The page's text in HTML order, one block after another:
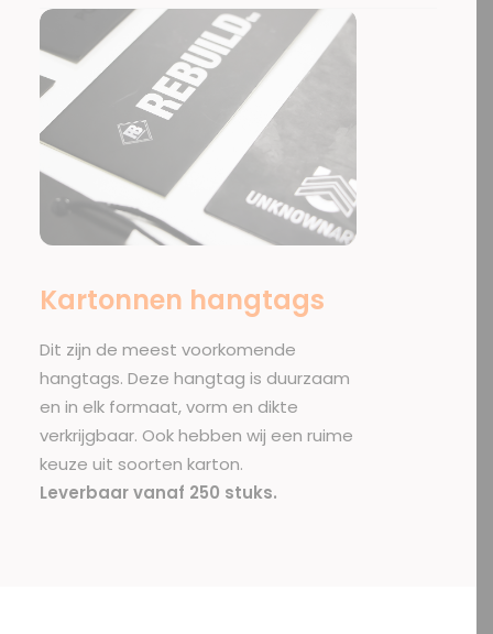
Kartonnen hangtags
Dit zijn de meest voorkomende
hangtags. Deze hangtag is duurzaam
en in elk formaat, vorm en dikte
verkrijgbaar. Ook hebben wij een ruime
keuze uit soorten karton.
Leverbaar vanaf 250 stuks.